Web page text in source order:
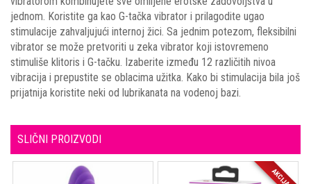
jednom. Koristite ga kao G-tačka vibrator i prilagodite ugao
stimulacije zahvaljujući internoj žici. Sa jednim potezom, fleksibilni
vibrator se može pretvoriti u zeka vibrator koji istovremeno
stimuliše klitoris i G-tačku. Izaberite između 12 različitih nivoa
vibracija i prepustite se oblacima užitka. Kako bi stimulacija bila još
prijatnija koristite neki od lubrikanata na vodenoj bazi.
SLIČNI PROIZVODI
AKCIJA